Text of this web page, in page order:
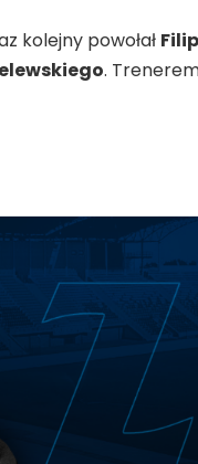
kolejny powołał
.